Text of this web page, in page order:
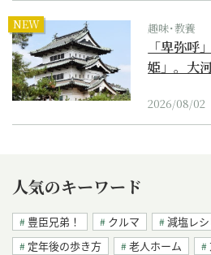
NEW 趣味･教養
「卑弥呼
姫」。大
2026/08/02
人気のキーワード
豊臣兄弟！ クルマ 減塩レ
定年後の歩き方
老人ホーム